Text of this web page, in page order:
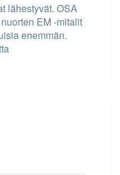
lähestyvät. OSA
EM -mitalit
enemmän.